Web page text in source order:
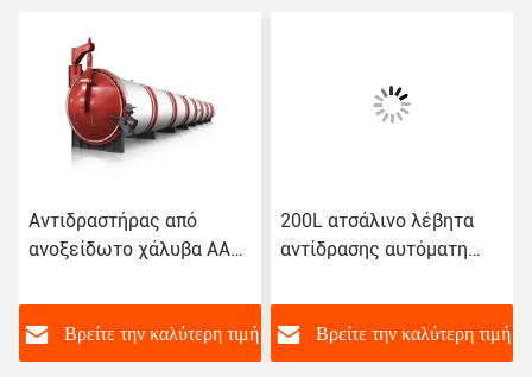
Αντιδραστήρας από
ανοξείδωτο χάλυβα AAC
θερμοκρασίας Ηλεκτρικό
κιβώτιο ελέγχου
Εικονική οθόνη αφής
Βρείτε την καλύτερη τιμή
200L ατσάλινο λέβητα
αντίδρασης αυτόματη
κόλλας αυτοκόλλησης
Βρείτε την καλύτερη τιμή